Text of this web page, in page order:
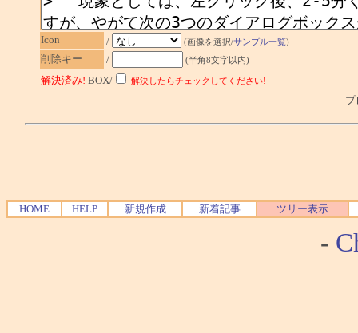
Icon / (画像を選択/サンプル一覧)
削除キー / (半角8文字以内)
解決済み! BOX/ 解決したらチェックしてください!
プ
HOME HELP 新規作成 新着記事 ツリー表示
-